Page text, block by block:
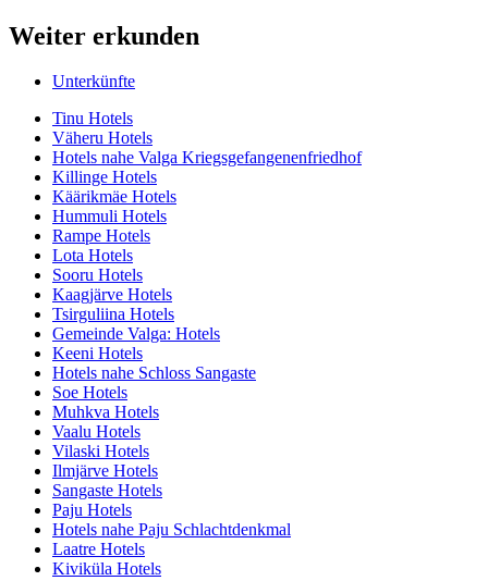
Weiter erkunden
Unterkünfte
Tinu Hotels
Väheru Hotels
Hotels nahe Valga Kriegsgefangenenfriedhof
Killinge Hotels
Käärikmäe Hotels
Hummuli Hotels
Rampe Hotels
Lota Hotels
Sooru Hotels
Kaagjärve Hotels
Tsirguliina Hotels
Gemeinde Valga: Hotels
Keeni Hotels
Hotels nahe Schloss Sangaste
Soe Hotels
Muhkva Hotels
Vaalu Hotels
Vilaski Hotels
Ilmjärve Hotels
Sangaste Hotels
Paju Hotels
Hotels nahe Paju Schlachtdenkmal
Laatre Hotels
Kiviküla Hotels